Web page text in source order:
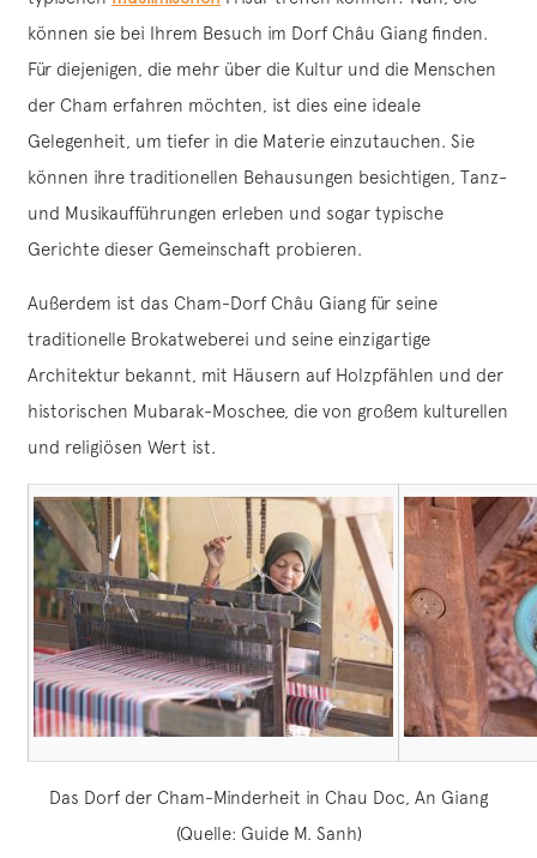
können sie bei Ihrem Besuch im Dorf Châu Giang finden.
Für diejenigen, die mehr über die Kultur und die Menschen
der Cham erfahren möchten, ist dies eine ideale
Gelegenheit, um tiefer in die Materie einzutauchen. Sie
können ihre traditionellen Behausungen besichtigen, Tanz-
und Musikaufführungen erleben und sogar typische
Gerichte dieser Gemeinschaft probieren.
Außerdem ist das Cham-Dorf Châu Giang für seine
traditionelle Brokatweberei und seine einzigartige
Architektur bekannt, mit Häusern auf Holzpfählen und der
historischen Mubarak-Moschee, die von großem kulturellen
und religiösen Wert ist.
Das Dorf der Cham-Minderheit in Chau Doc, An Giang
(Quelle: Guide M. Sanh)